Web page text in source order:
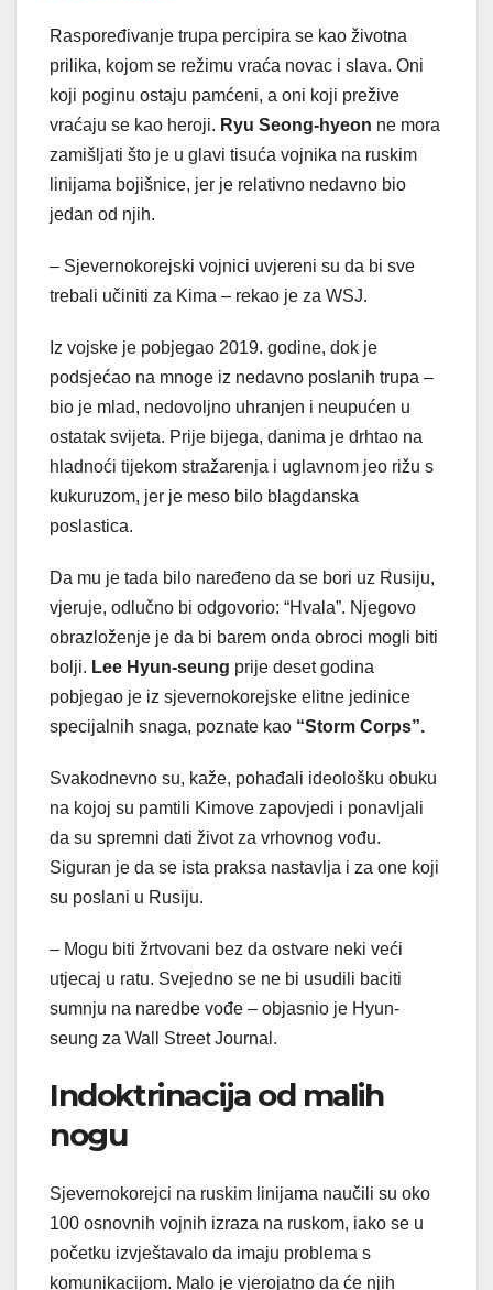
Raspoređivanje trupa percipira se kao životna
prilika, kojom se režimu vraća novac i slava. Oni
koji poginu ostaju pamćeni, a oni koji prežive
vraćaju se kao heroji. Ryu Seong-hyeon ne mora
zamišljati što je u glavi tisuća vojnika na ruskim
linijama bojišnice, jer je relativno nedavno bio
jedan od njih.
– Sjevernokorejski vojnici uvjereni su da bi sve
trebali učiniti za Kima – rekao je za WSJ.
Iz vojske je pobjegao 2019. godine, dok je
podsjećao na mnoge iz nedavno poslanih trupa –
bio je mlad, nedovoljno uhranjen i neupućen u
ostatak svijeta. Prije bijega, danima je drhtao na
hladnoći tijekom stražarenja i uglavnom jeo rižu s
kukuruzom, jer je meso bilo blagdanska
poslastica.
Da mu je tada bilo naređeno da se bori uz Rusiju,
vjeruje, odlučno bi odgovorio: “Hvala”. Njegovo
obrazloženje je da bi barem onda obroci mogli biti
bolji. Lee Hyun-seung prije deset godina
pobjegao je iz sjevernokorejske elitne jedinice
specijalnih snaga, poznate kao “Storm Corps”.
Svakodnevno su, kaže, pohađali ideološku obuku
na kojoj su pamtili Kimove zapovjedi i ponavljali
da su spremni dati život za vrhovnog vođu.
Siguran je da se ista praksa nastavlja i za one koji
su poslani u Rusiju.
– Mogu biti žrtvovani bez da ostvare neki veći
utjecaj u ratu. Svejedno se ne bi usudili baciti
sumnju na naredbe vođe – objasnio je Hyun-
seung za Wall Street Journal.
Indoktrinacija od malih
nogu
Sjevernokorejci na ruskim linijama naučili su oko
100 osnovnih vojnih izraza na ruskom, iako se u
početku izvještavalo da imaju problema s
komunikacijom. Malo je vjerojatno da će njih